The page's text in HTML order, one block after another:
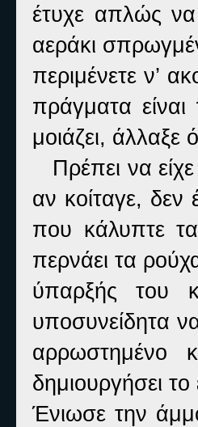
έτυχε απλώς
αεράκι
περιμένετε ν’
πράγματα
μοιάζει,
Πρέπει να
αν κοίταγε,
που κάλυπτε
περνάει τα
ύπαρξής του
υποσυνείδητα
αρρωστημένο
δημιουργήσει
Ένιωσε την